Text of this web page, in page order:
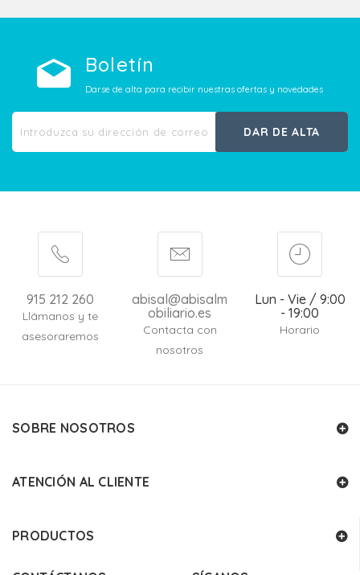
Boletín
Darse de alta para recibir nuestras ofertas y novedades
DAR DE ALTA
915 212 260
Llámanos y te
asesoraremos
abisal@abisalm
obiliario.es
Contacta con
nosotros
Lun - Vie / 9:00
- 19:00
Horario
SOBRE NOSOTROS
ATENCIÓN AL CLIENTE
PRODUCTOS